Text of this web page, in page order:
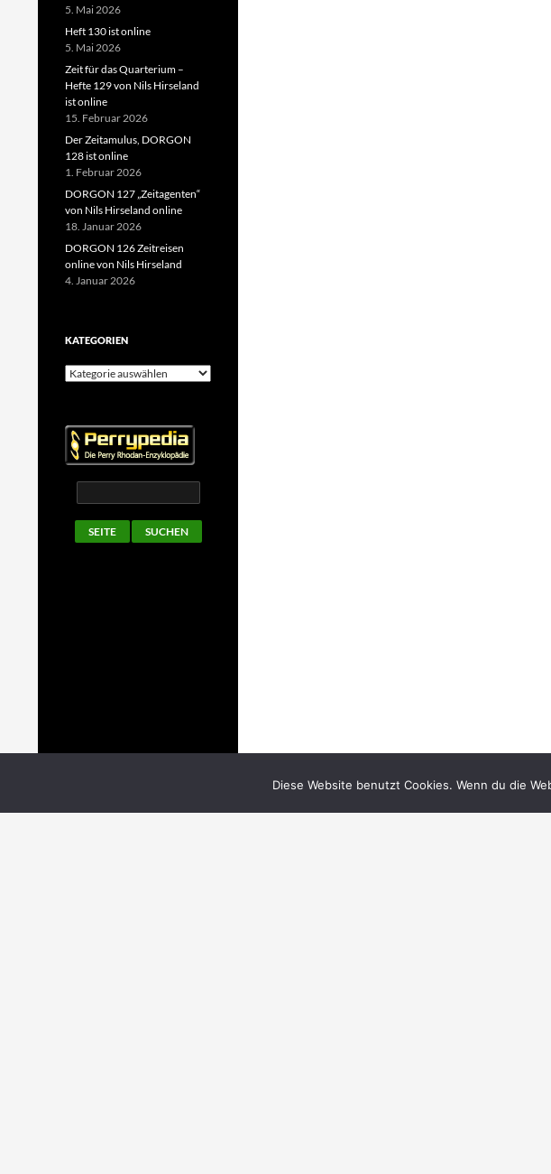
5. Mai 2026
Heft 130 ist online
5. Mai 2026
Zeit für das Quarterium –
Hefte 129 von Nils Hirseland
ist online
15. Februar 2026
Der Zeitamulus, DORGON
128 ist online
1. Februar 2026
DORGON 127 „Zeitagenten“
von Nils Hirseland online
18. Januar 2026
DORGON 126 Zeitreisen
online von Nils Hirseland
4. Januar 2026
KATEGORIEN
Kategorien
Diese Website benutzt Cookies. Wenn du die